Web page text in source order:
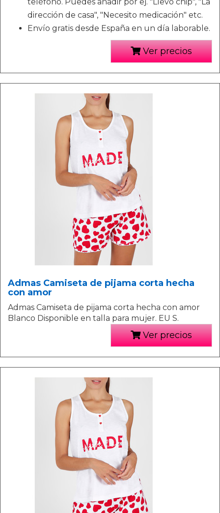
dirección de casa", "Necesito medicación" etc.
Envío gratis desde España en un día laborable.
Ver precios
Admas Camiseta de pijama corta hecha
con amor
Admas Camiseta de pijama corta hecha con amor
Blanco Disponible en talla para mujer. EU S.
Ver precios